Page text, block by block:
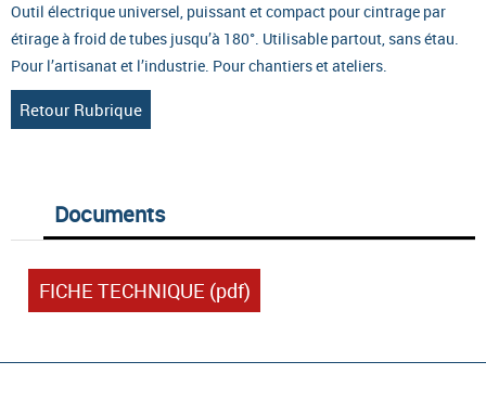
Outil électrique universel, puissant et compact pour cintrage par
étirage à froid de tubes jusqu’à 180°. Utilisable partout, sans étau.
Pour l’artisanat et l’industrie. Pour chantiers et ateliers.
Retour Rubrique
Documents
FICHE TECHNIQUE (pdf)